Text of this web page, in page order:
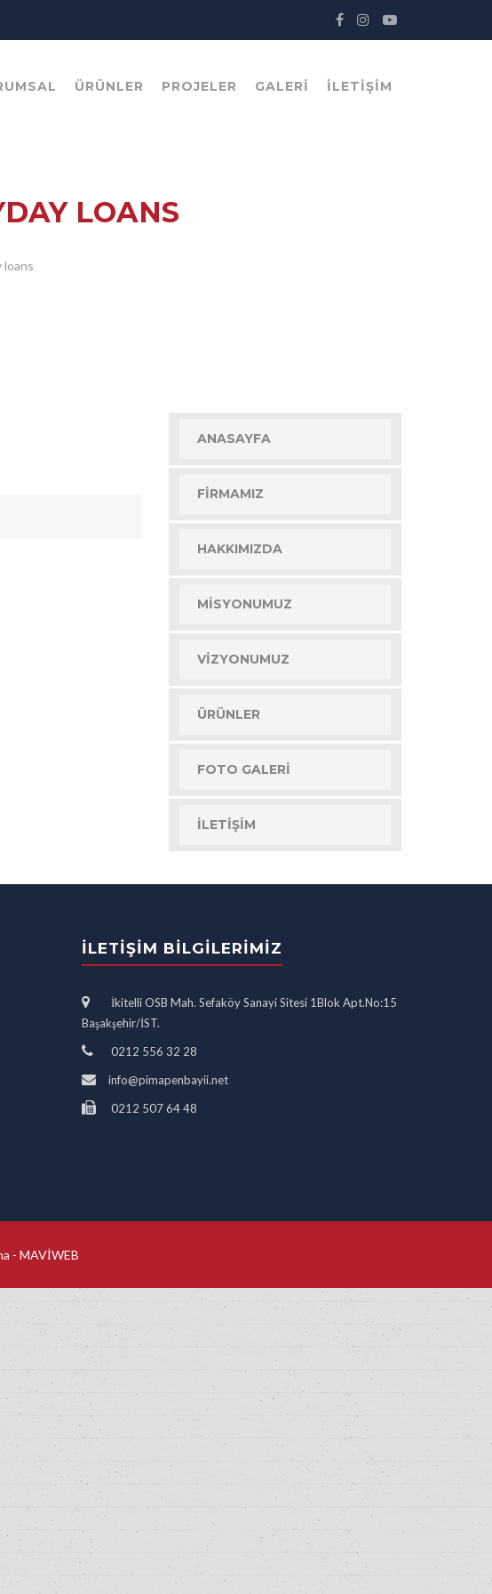
ÜRÜNLER PROJELER GALERI İLETIŞIM
LOANS
loans
ANASAYFA
FIRMAMIZ
HAKKIMIZDA
MISYONUMUZ
VIZYONUMUZ
ÜRÜNLER
FOTO GALERI
İLETIŞIM
İLETIŞIM BILGILERIMIZ
İkitelli OSB Mah. Sefaköy Sanayi Sitesi 1Blok Apt.No:15
Başakşehir/İST.
0212 556 32 28
info@pimapenbayii.net
0212 507 64 48
- MAVİWEB